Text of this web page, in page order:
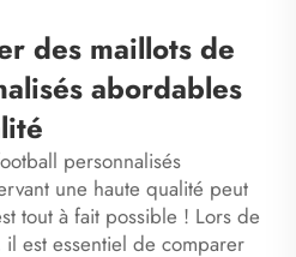
des maillots de
abordables
personnalisés
une haute qualité peut
tout à fait possible ! Lors de
est essentiel de comparer